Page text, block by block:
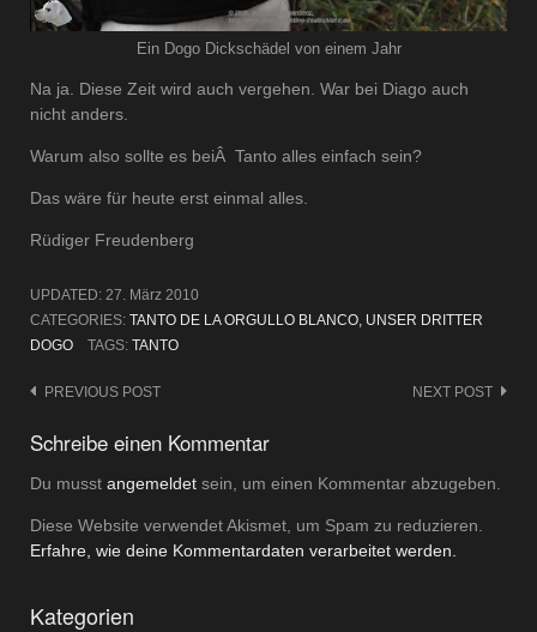
Ein Dogo Dickschädel von einem Jahr
Na ja. Diese Zeit wird auch vergehen. War bei Diago auch
nicht anders.
Warum also sollte es beiÂ Tanto alles einfach sein?
Das wäre für heute erst einmal alles.
Rüdiger Freudenberg
UPDATED: 27. März 2010
CATEGORIES: TANTO DE LA ORGULLO BLANCO, UNSER DRITTER
DOGO
TAGS: TANTO
Post
navigation
PREVIOUS POST NEXT POST
Schreibe einen Kommentar
Du musst angemeldet sein, um einen Kommentar abzugeben.
Diese Website verwendet Akismet, um Spam zu reduzieren.
Erfahre, wie deine Kommentardaten verarbeitet werden.
Kategorien